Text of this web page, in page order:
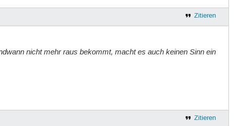
Zitieren
nicht mehr raus bekommt, macht es auch keinen Sinn ein
Zitieren